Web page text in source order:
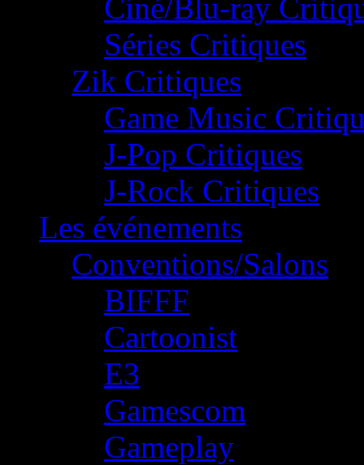
Ciné/Blu-ray
Séries Critiques
Zik Critiques
Game Music
J-Pop Critiques
J-Rock Critiques
Les événements
Conventions/Salons
BIFFF
Cartoonist
E3
Gamescom
Gameplay